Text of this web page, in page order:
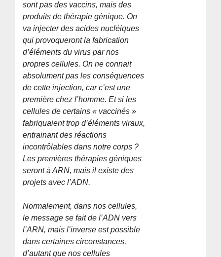
sont pas des vaccins, mais des
produits de thérapie génique. On
va injecter des acides nucléiques
qui provoqueront la fabrication
d’éléments du virus par nos
propres cellules. On ne connait
absolument pas les conséquences
de cette injection, car c’est une
première chez l’homme. Et si les
cellules de certains « vaccinés »
fabriquaient trop d’éléments viraux,
entrainant des réactions
incontrôlables dans notre corps ?
Les premières thérapies géniques
seront à ARN, mais il existe des
projets avec l’ADN.
Normalement, dans nos cellules,
le message se fait de l’ADN vers
l’ARN, mais l’inverse est possible
dans certaines circonstances,
d’autant que nos cellules